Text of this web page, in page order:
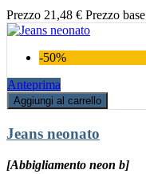
Prezzo 21,48 € Prezzo base
-50%
Anteprima
Aggiungi al carrello
Jeans neonato
[Abbigliamento neon b]